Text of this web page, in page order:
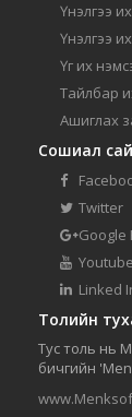
Үнэлгээ
Үнэлгээ
Үг их
Тайлбар
Ашиглах
Сошиал
Twitter
Google
Youtube
Linked
Толийн
Тус толь нь
бичгийн